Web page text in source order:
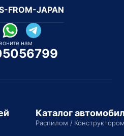
FROM-JAPAN
нам
Каталог
Распилом /